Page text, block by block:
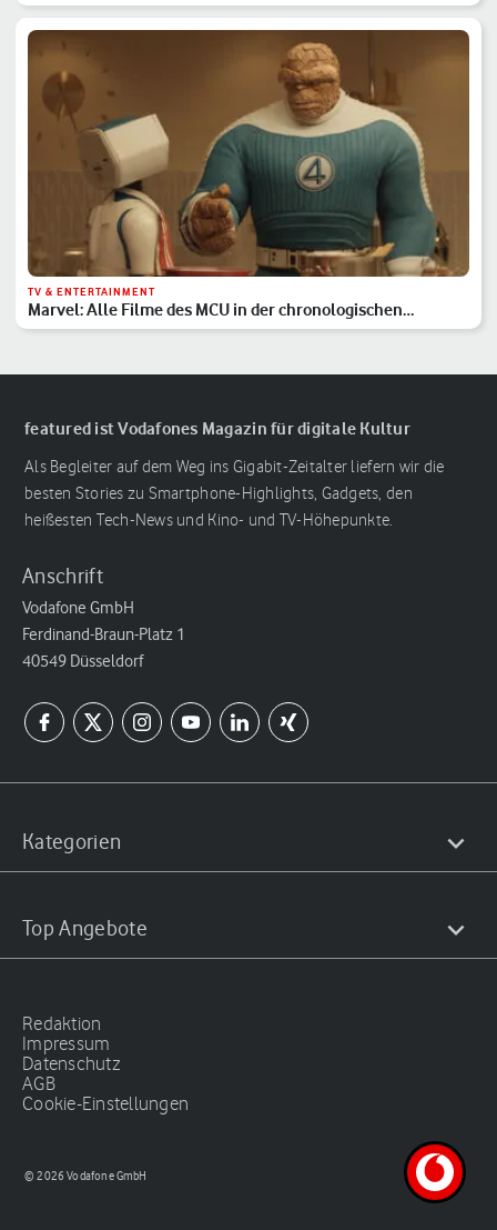
TV & ENTERTAINMENT
Marvel: Alle Filme des MCU in der chronologischen
Reihenfolge
featured ist Vodafones Magazin für digitale Kultur
Als Begleiter auf dem Weg ins Gigabit-Zeitalter liefern wir die
besten Stories zu Smartphone-Highlights, Gadgets, den
heißesten Tech-News und Kino- und TV-Höhepunkte.
Anschrift
Vodafone GmbH
Ferdinand-Braun-Platz 1
40549 Düsseldorf
Kategorien
Top Angebote
Redaktion
Impressum
Datenschutz
AGB
Cookie-Einstellungen
© 2026 Vodafone GmbH